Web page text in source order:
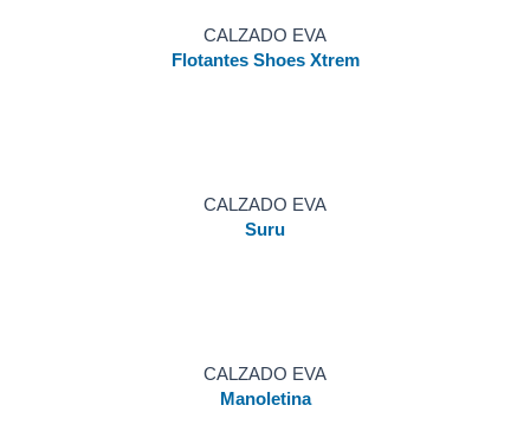
CALZADO EVA
Flotantes Shoes Xtrem
CALZADO EVA
Suru
CALZADO EVA
Manoletina